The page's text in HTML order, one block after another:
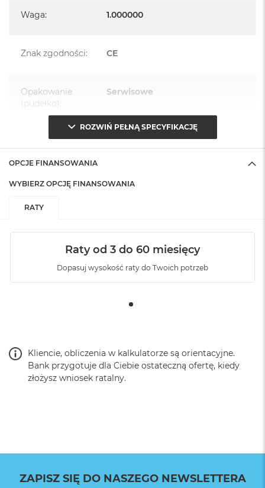
Waga: 1.000000
Znak zgodności: CE
Opakowanie
(pudełko):
Serwisowe
ROZWIŃ PEŁNĄ SPECYFIKACJĘ
OPCJE FINANSOWANIA
WYBIERZ OPCJĘ FINANSOWANIA
RATY
Raty od 3 do 60 miesięcy
Dopasuj wysokość raty do Twoich potrzeb
Kliencie, obliczenia w kalkulatorze są orientacyjne.
Bank przygotuje dla Ciebie ostateczną ofertę, kiedy
złożysz wniosek ratalny.
ZAPISZ SIĘ DO NASZEGO NEWSLETTERA